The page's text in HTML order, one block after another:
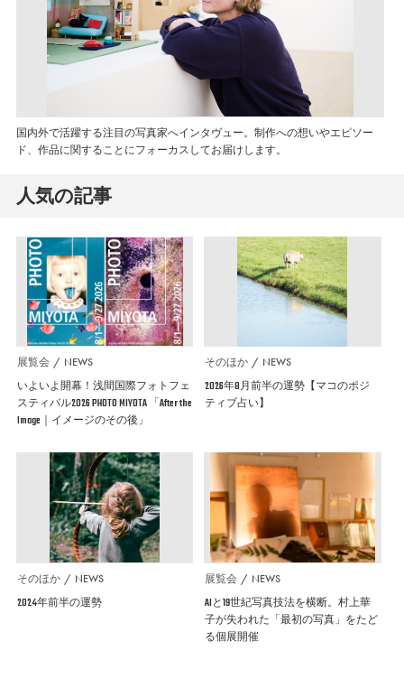
国内外で活躍する注目の写真家へインタヴュー。制作への想いやエピソー
ド、作品に関することにフォーカスしてお届けします。
人気の記事
展覧会 NEWS
いよいよ開幕！浅間国際フォトフェ
スティバル2026 PHOTO MIYOTA 「After the
Image｜イメージのその後」
そのほか NEWS
2026年8月前半の運勢【マコのポジ
ティブ占い】
そのほか NEWS
2024年前半の運勢
展覧会 NEWS
AIと19世紀写真技法を横断。村上華
子が失われた「最初の写真」をたど
る個展開催